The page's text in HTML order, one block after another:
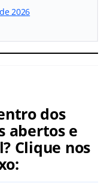
2026
dos
abertos e
Clique nos